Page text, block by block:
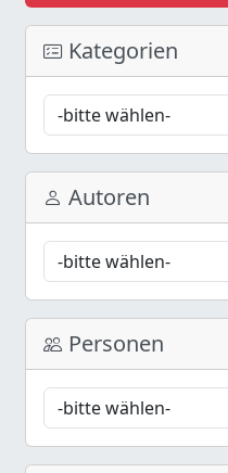
Kategorien
Autoren
Personen